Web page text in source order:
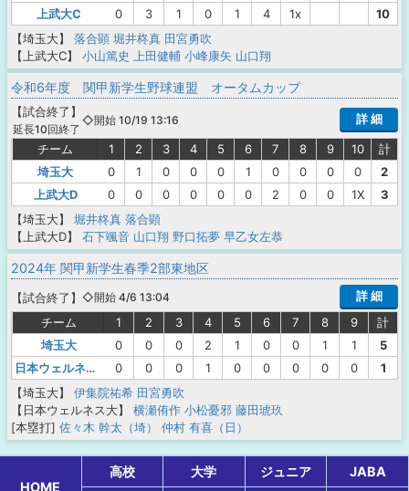
上武大C
0 3 1 0 1 4 1x
10
【埼玉大】
落合顕 堀井柊真 田宮勇吹
【上武大C】
小山篤史 上田健輔 小峰康矢 山口翔
令和6年度 関甲新学生野球連盟 オータムカップ
【試合終了 】
延長10回終了
◇開始 10/19 13:16 詳 細
チーム 1 2 3 4 5 6 7 8 9 10
計
埼玉大
0 1 0 0 0 1 0 0 0 0
2
上武大D
0 0 0 0 0 0 2 0 0 1X
3
【埼玉大】
堀井柊真 落合顕
【上武大D】
石下颯音 山口翔 野口拓夢 早乙女左恭
2024年 関甲新学生春季2部東地区
【試合終了 】 ◇開始 4/6 13:04
詳 細
チーム
1 2 3 4 5 6 7 8 9
計
埼玉大
0 0 0 2 1 0 0 1 1
5
日本ウェルネス大
0 0 0 1 0 0 0 0 0
1
【埼玉大】
伊集院祐希 田宮勇吹
【日本ウェルネス大】
横瀬侑作 小松憂邪 藤田琥玖
[本塁打] 佐々木 幹太（埼） 仲村 有喜（日）
HOME
高校 大学 ジュニア JABA